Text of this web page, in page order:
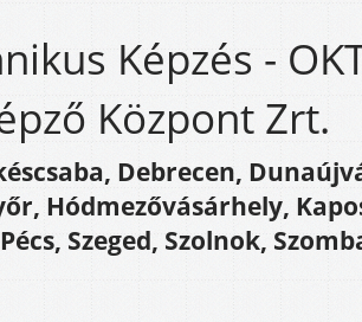
Képzés -
Központ Zrt.
Debrecen,
Hódmezővásárhely,
Szeged, Szolnok,